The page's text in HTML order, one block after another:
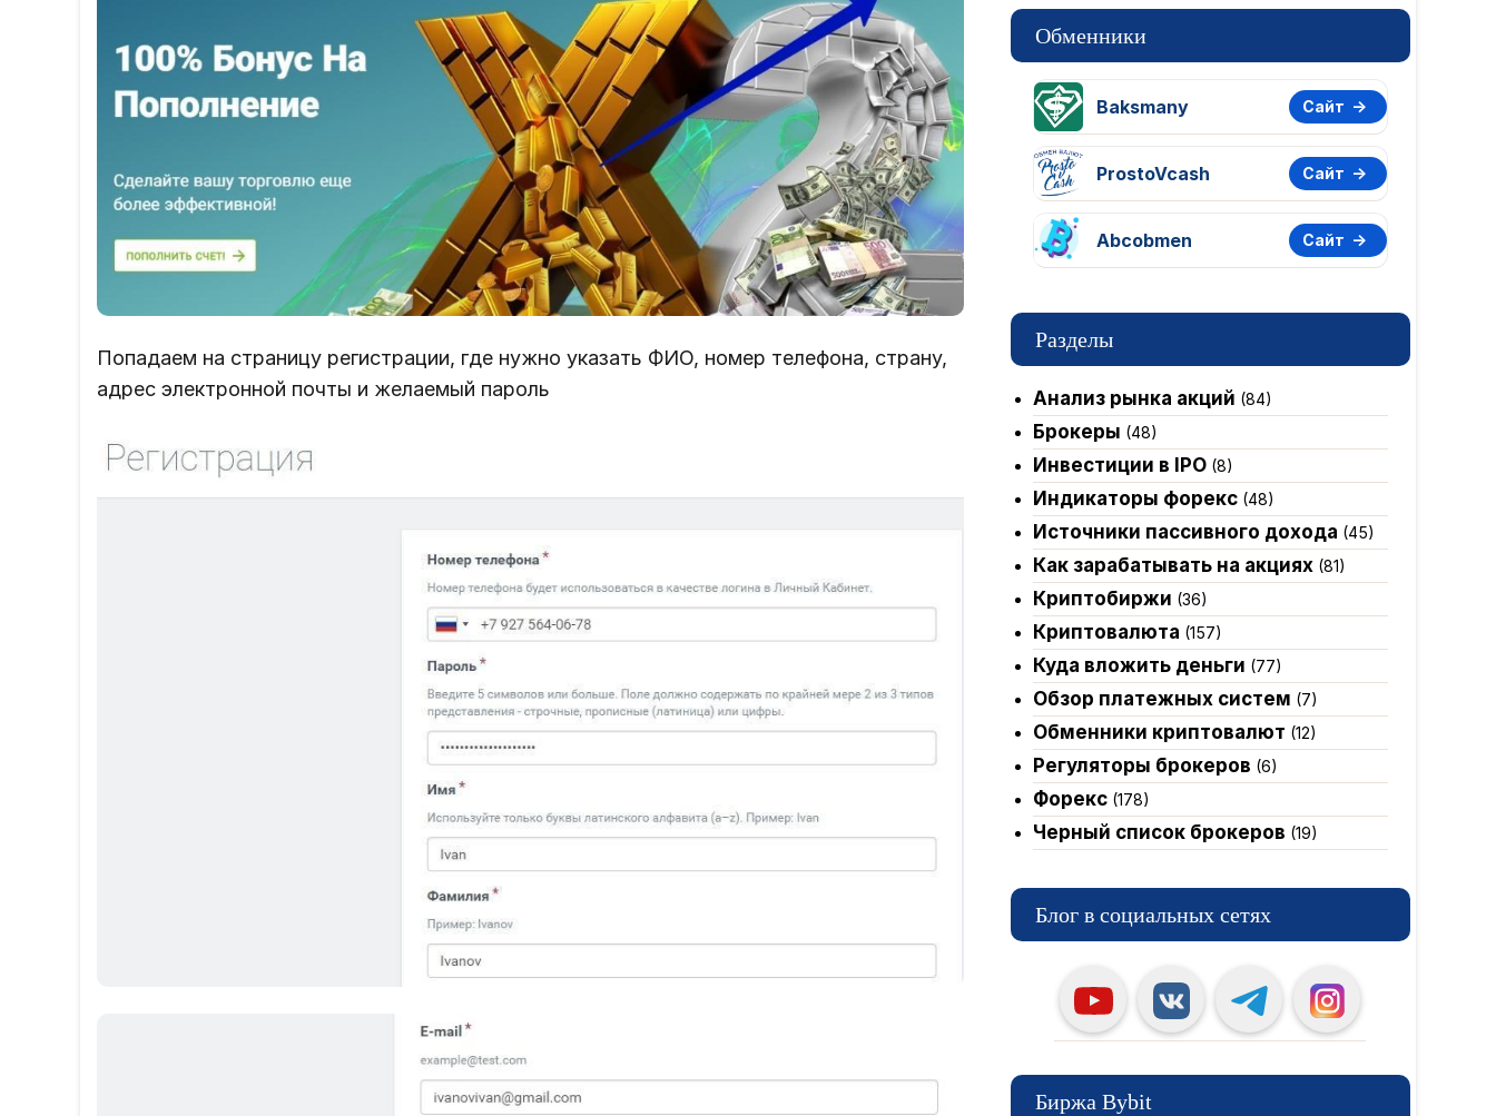
Попадаем на страницу регистрации, где нужно указать ФИО, номер телефона, страну,
адрес электронной почты и желаемый пароль
Обменники
Baksmany Сайт
ProstoVcash Сайт
Abcobmen Сайт
Разделы
Анализ рынка акций (84)
Брокеры (48)
Инвестиции в IPO(8)
Индикаторы форекс(48)
Источники пассивного дохода (45)
Как зарабатывать на акциях(81)
Криптобиржи (36)
Криптовалюта (157)
Куда вложить деньги (77)
Обзор платежных систем (7)
Обменники криптовалют (12)
Регуляторы брокеров (6)
Форекс(178)
Черный список брокеров (19)
Блог в социальных сетях
Биржа Bybit